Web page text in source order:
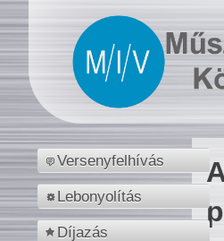
Versenyfelhívás
Lebonyolítás
Díjazás